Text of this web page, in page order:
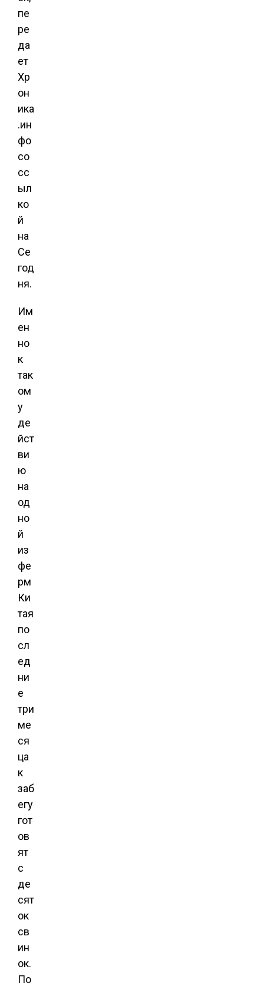
пе
ре
да
ет
Хр
он
ика
.ин
фо
со
сс
ыл
ко
й
на
Се
год
ня.
Им
ен
но
к
так
ом
у
де
йст
ви
ю
на
од
но
й
из
фе
рм
Ки
тая
по
сл
ед
ни
е
три
ме
ся
ца
к
заб
егу
гот
ов
ят
с
де
сят
ок
св
ин
ок.
По